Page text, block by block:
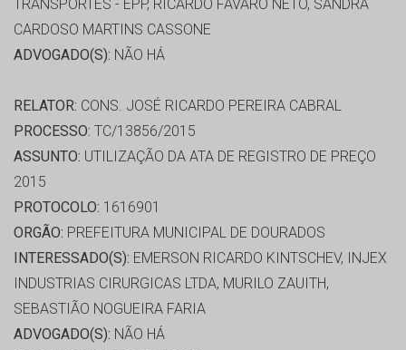
TRANSPORTES - EPP, RICARDO FAVARO NETO, SANDRA
CARDOSO MARTINS CASSONE
ADVOGADO(S): NÃO HÁ
RELATOR: CONS. JOSÉ RICARDO PEREIRA CABRAL
PROCESSO: TC/13856/2015
ASSUNTO: UTILIZAÇÃO DA ATA DE REGISTRO DE PREÇO
2015
PROTOCOLO: 1616901
ORGÃO: PREFEITURA MUNICIPAL DE DOURADOS
INTERESSADO(S): EMERSON RICARDO KINTSCHEV, INJEX
INDUSTRIAS CIRURGICAS LTDA, MURILO ZAUITH,
SEBASTIÃO NOGUEIRA FARIA
ADVOGADO(S): NÃO HÁ